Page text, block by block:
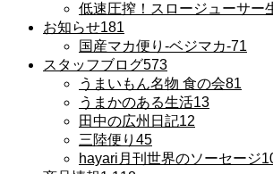
低速圧搾！スロージューサー
お知らせ181
国産マカ便り-ベジマカ-71
スタッフブログ573
うまいもん名物 食の会81
うまかのある生活13
田中の広州日記12
三陸便り 45
hayari月刊世界のソーセージ